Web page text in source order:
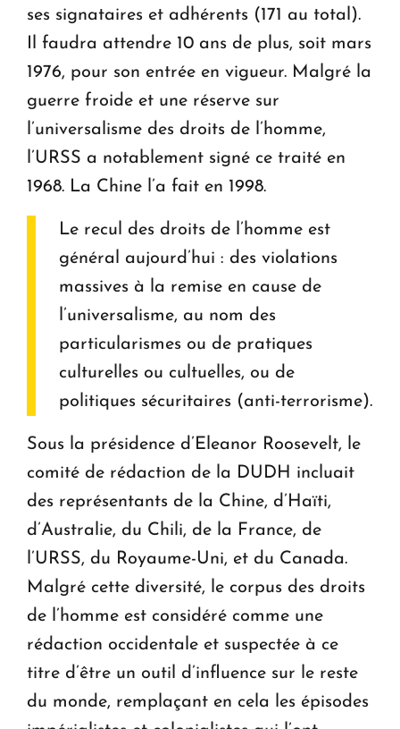
ses signataires et adhérents (171 au total).
Il faudra attendre 10 ans de plus, soit mars
1976, pour son entrée en vigueur. Malgré la
guerre froide et une réserve sur
l’universalisme des droits de l’homme,
l’URSS a notablement signé ce traité en
1968. La Chine l’a fait en 1998.
Le recul des droits de l’homme est
général aujourd’hui : des violations
massives à la remise en cause de
l’universalisme, au nom des
particularismes ou de pratiques
culturelles ou cultuelles, ou de
politiques sécuritaires (anti-terrorisme).
Sous la présidence d’Eleanor Roosevelt, le
comité de rédaction de la DUDH incluait
des représentants de la Chine, d’Haïti,
d’Australie, du Chili, de la France, de
l’URSS, du Royaume-Uni, et du Canada.
Malgré cette diversité, le corpus des droits
de l’homme est considéré comme une
rédaction occidentale et suspectée à ce
titre d’être un outil d’influence sur le reste
du monde, remplaçant en cela les épisodes